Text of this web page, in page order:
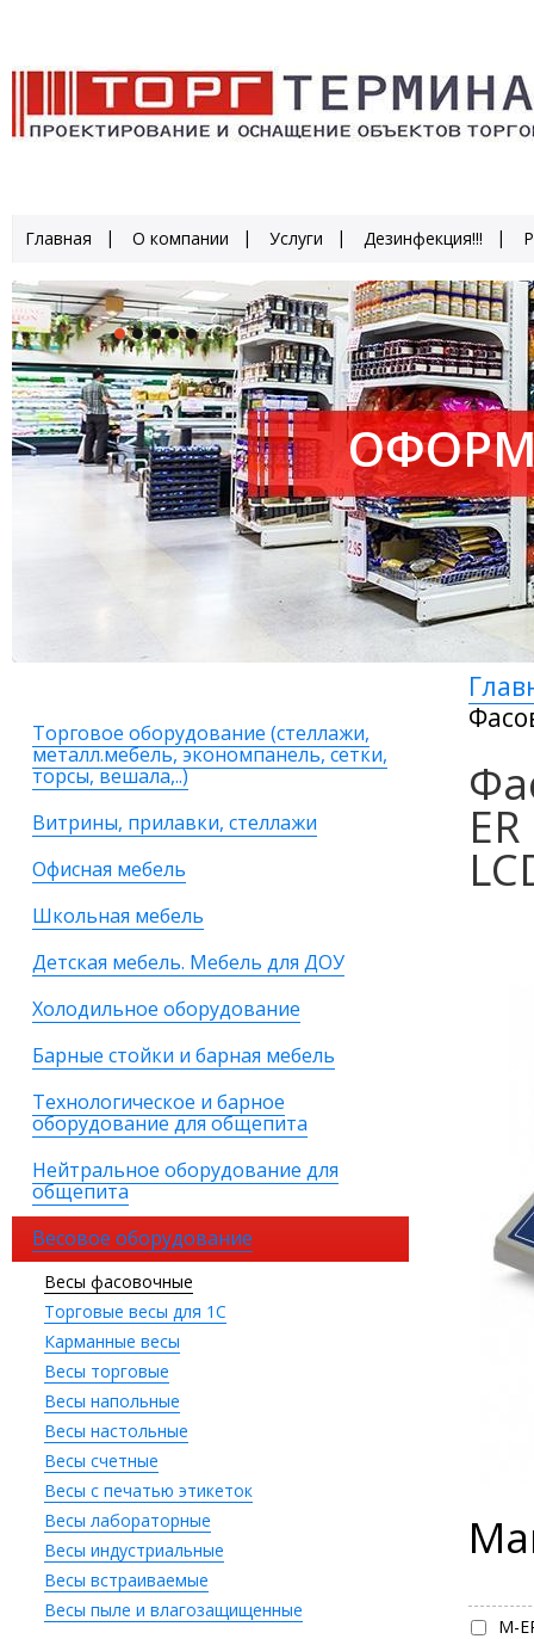
Главная О компании Услуги Дезинфекция!!!
Торговое оборудование (стеллажи,
металл.мебель, экономпанель, сетки,
торсы, вешала,..)
Витрины, прилавки, стеллажи
Офисная мебель
Школьная мебель
Детская мебель. Мебель для ДОУ
Холодильное оборудование
Барные стойки и барная мебель
Технологическое и барное
оборудование для общепита
Нейтральное оборудование для
общепита
Весовое оборудование
Весы фасовочные
Торговые весы для 1С
Карманные весы
Весы торговые
Весы напольные
Весы настольные
Весы счетные
Весы с печатью этикеток
Весы лабораторные
Весы индустриальные
Весы встраиваемые
Весы пыле и влагозащищенные
M-